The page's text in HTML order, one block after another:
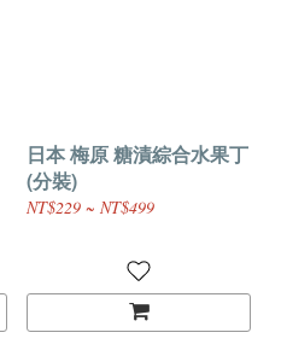
日本 梅原 糖漬綜合水果丁
(分裝)
NT$229 ~ NT$499